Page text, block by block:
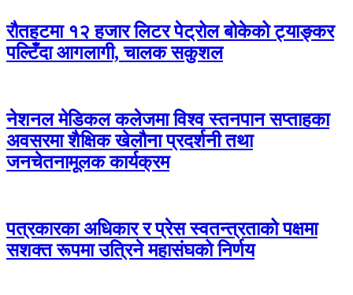
रौतहटमा १२ हजार लिटर पेट्रोल बोकेको ट्याङ्कर
पल्टिँदा आगलागी, चालक सकुशल
नेशनल मेडिकल कलेजमा विश्व स्तनपान सप्ताहका
अवसरमा शैक्षिक खेलौना प्रदर्शनी तथा
जनचेतनामूलक कार्यक्रम
पत्रकारका अधिकार र प्रेस स्वतन्त्रताको पक्षमा
सशक्त रूपमा उत्रिने महासंघको निर्णय